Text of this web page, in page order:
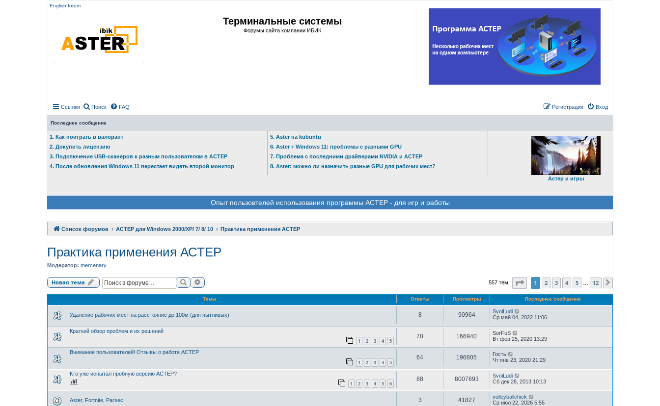
English forum
Терминальные системы
Форумы сайта компании ИБИК
Ссылки Поиск FAQ Вход
Регистрация
Последнее сообщение
1. Как поиграть в валорант
2. Докупить лицензию
3. Подключение USB-сканеров к разным пользователям в АСТЕР
4. После обновления Windows 11 перестает видеть второй монитор
5. Aster на kubuntu
6. Aster + Windows 11: проблемы с разными GPU
7. Проблема с последними драйверами NVIDIA и АСТЕР
8. Aster: можно ли назначить разные GPU для рабочих мест?
Астер и игры
Опыт пользовтелей использования программы АСТЕР - для игр и работы
Список форумов АСТЕР для Windows 2000/XP/ 7/ 8/ 10 Практика применения АСТЕР
Практика применения АСТЕР
Модератор: mercenary
Новая тема ПоискРасширенный поиск 557 тем Страница 1из12
1 2 3 4 5 12
Темы Ответы Просмотры Последнее сообщение
Удаление рабочих мест на расстояние до 100м (для пытливых) 8 90964
SvoiLudi
Ср май 04, 2022 11:06
Краткий обзор проблем и их решений
1 2 3 4 5
70 166940
SorFuS
Вт фев 25, 2020 13:29
Внимание пользователей! Отзывы о работе АСТЕР
1 2 3 4 5
64 196805
Гость
Чт янв 23, 2020 21:29
Кто уже испытал пробную версию АСТЕР?
1 2 3 4 5 6
88 8007893
SvoiLudi
Сб дек 28, 2013 10:13
Aster, Fortnite, Parsec 3 41827
volleyballchick
Ср июл 22, 2026 5:55